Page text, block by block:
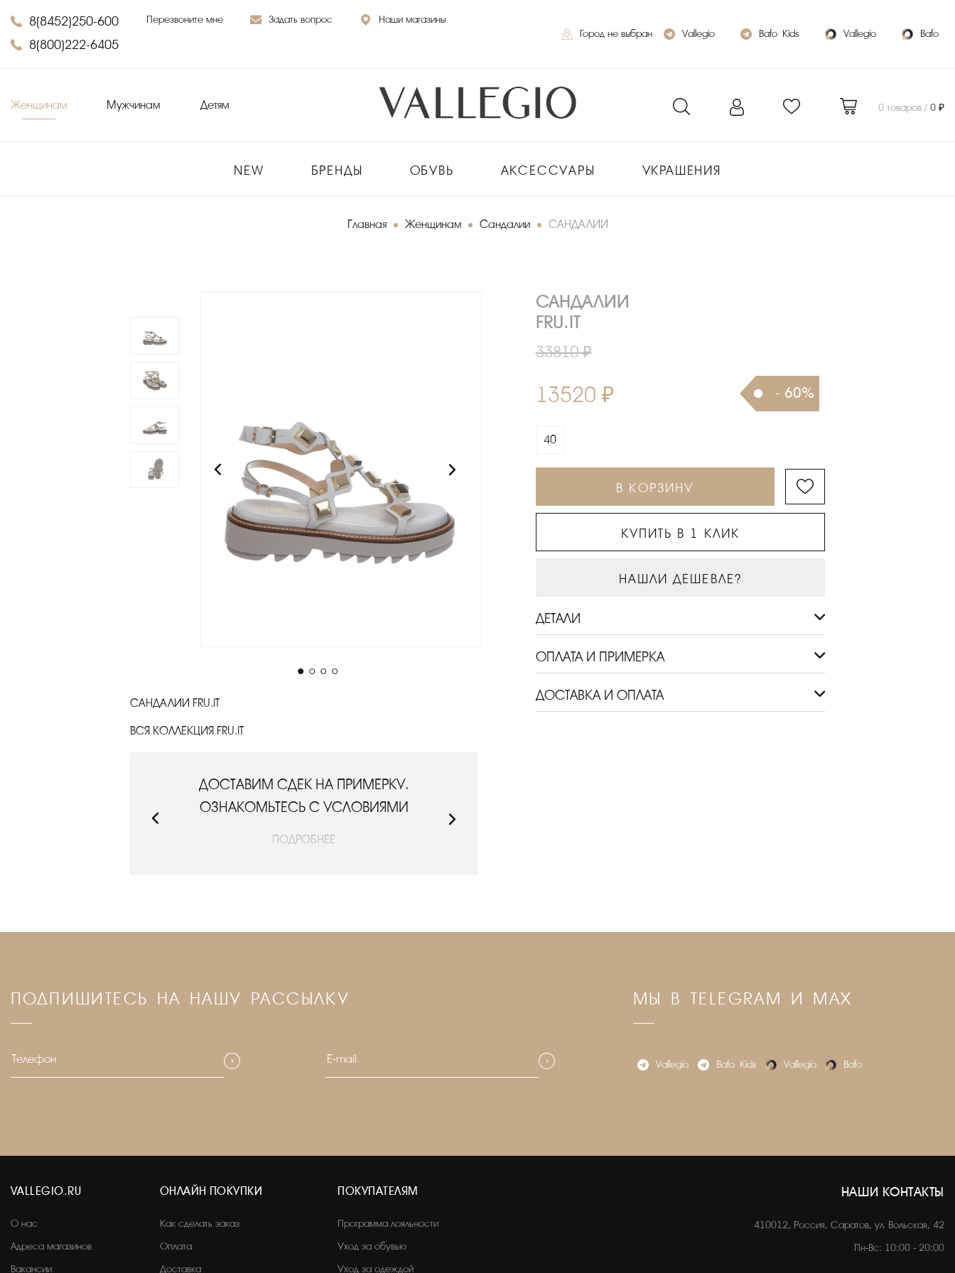
8(8452)250-600
8(800)222-6405
Перезвоните мне Задать вопрос
Наши магазины
Город не выбран
Vallegio Bafo_Kids Vallegio Bafo
Женщинам Мужчинам Детям 0 товаров /0 ₽
NEW БРЕНДЫ ОБУВЬ АКСЕССУАРЫ УКРАШЕНИЯ
Главная Женщинам Сандалии САНДАЛИИ
САНДАЛИИ FRU.IT
ВСЯ КОЛЛЕКЦИЯ FRU.IT
ДОСТАВИМ СДЕК НА ПРИМЕРКУ.
ОЗНАКОМЬТЕСЬ С УСЛОВИЯМИ
ПОДРОБНЕЕ
САНДАЛИИ
FRU.IT
33810 ₽
13520 ₽ - 60%
40
В КОРЗИНУ
КУПИТЬ В 1 КЛИК
НАШЛИ ДЕШЕВЛЕ?
ДЕТАЛИ
ОПЛАТА И ПРИМЕРКА
ДОСТАВКА И ОПЛАТА
ПОДПИШИТЕСЬ НА НАШУ РАССЫЛКУ МЫ В TELEGRAM И MAX
Vallegio Bafo_Kids Vallegio Bafo
VALLEGIO.RU
О нас
Адреса магазинов
Вакансии
ОНЛАЙН ПОКУПКИ
Как сделать заказ
Оплата
Доставка
ПОКУПАТЕЛЯМ
Программа лояльности
Уход за обувью
Уход за одеждой
НАШИ КОНТАКТЫ
410012, Россия, Саратов, ул. Вольская, 42
Пн-Вс: 10:00 - 20:00